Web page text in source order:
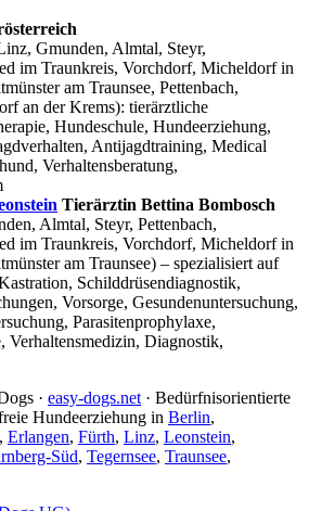
Gmunden, Almtal, Steyr,
im Traunkreis, Vorchdorf, Micheldorf in
am Traunsee, Pettenbach,
an der Krems): tierärztliche
Hundeschule, Hundeerziehung,
Antijagdtraining, Medical
Verhaltensberatung,
Tierärztin Bettina Bombosch
Almtal, Steyr, Pettenbach,
im Traunkreis, Vorchdorf, Micheldorf in
am Traunsee) – spezialisiert auf
Schilddrüsendiagnostik,
Vorsorge, Gesundenuntersuchung,
Parasitenprophylaxe,
Verhaltensmedizin, Diagnostik,
· easy-dogs.net · Bedürfnisorientierte
Hundeerziehung in Berlin,
, Erlangen, Fürth, Linz, Leonstein,
Süd, Tegernsee, Traunsee,